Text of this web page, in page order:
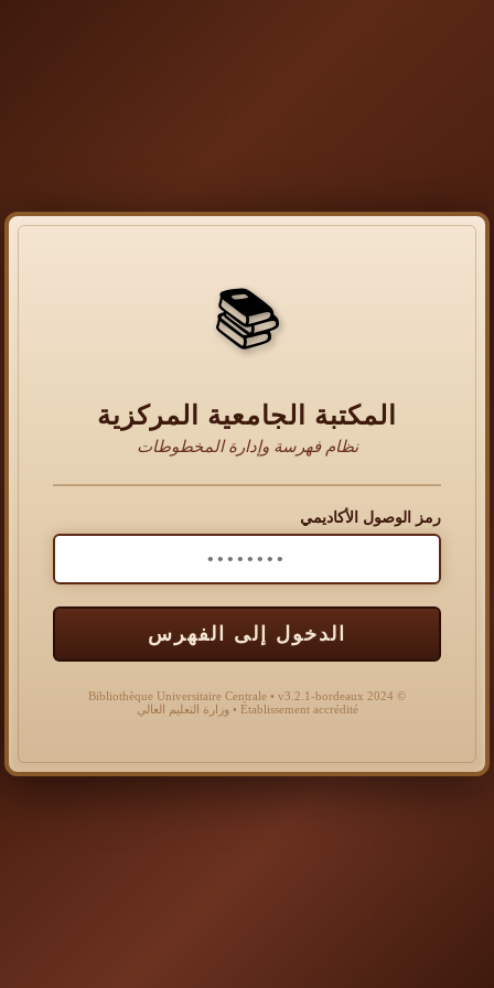
📚
المكتبة الجامعية المركزية
نظام فهرسة وإدارة المخطوطات
رمز الوصول الأكاديمي
الدخول إلى الفهرس
© 2024 Bibliothèque Universitaire Centrale • v3.2.1-bordeaux
Établissement accrédité • وزارة التعليم العالي